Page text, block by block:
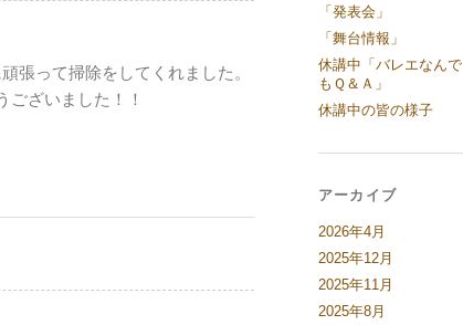
張って掃除をしてくれました。
ざいました！！
「発表会」
「舞台情報」
休講中「バレエなんで
もＱ＆Ａ」
休講中の皆の様子
アーカイブ
2026年4月
2025年12月
2025年11月
2025年8月